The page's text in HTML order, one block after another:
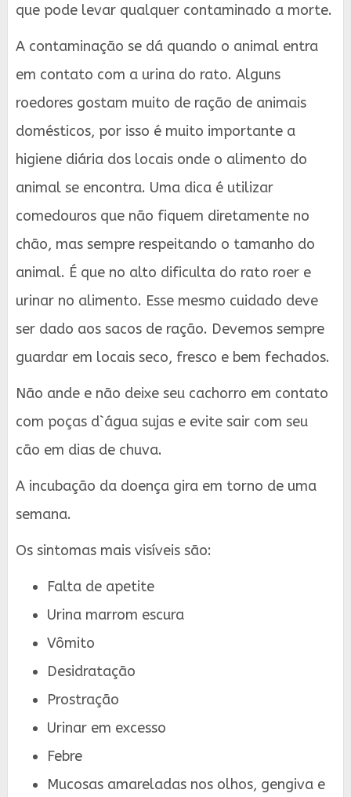
que pode levar qualquer contaminado a morte.
A contaminação se dá quando o animal entra
em contato com a urina do rato. Alguns
roedores gostam muito de ração de animais
domésticos, por isso é muito importante a
higiene diária dos locais onde o alimento do
animal se encontra. Uma dica é utilizar
comedouros que não fiquem diretamente no
chão, mas sempre respeitando o tamanho do
animal. É que no alto dificulta do rato roer e
urinar no alimento. Esse mesmo cuidado deve
ser dado aos sacos de ração. Devemos sempre
guardar em locais seco, fresco e bem fechados.
Não ande e não deixe seu cachorro em contato
com poças d`água sujas e evite sair com seu
cão em dias de chuva.
A incubação da doença gira em torno de uma
semana.
Os sintomas mais visíveis são:
Falta de apetite
Urina marrom escura
Vômito
Desidratação
Prostração
Urinar em excesso
Febre
Mucosas amareladas nos olhos, gengiva e